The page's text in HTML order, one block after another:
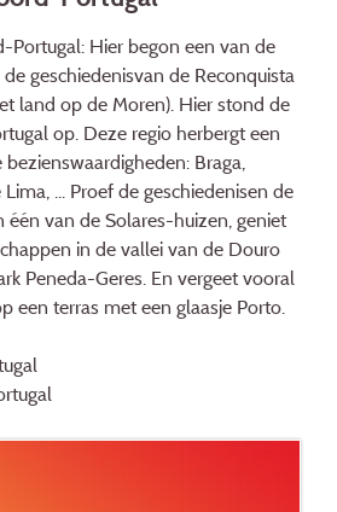
Portugal: Hier begon een van de
geschiedenisvan de Reconquista
land op de Moren). Hier stond de
op. Deze regio herbergt een
Braga,
... Proef de geschiedenisen de
één van de Solares-huizen, geniet
in de vallei van de Douro
Peneda-Geres. En vergeet vooral
een terras met een glaasje Porto.